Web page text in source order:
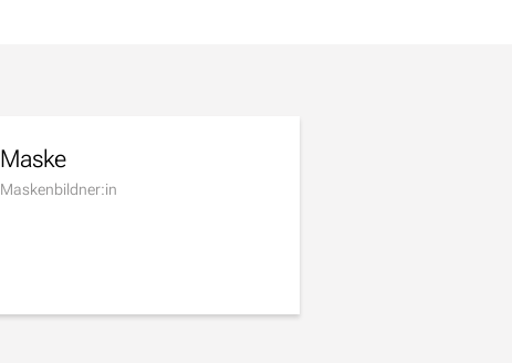
Maske
Maskenbildner:in